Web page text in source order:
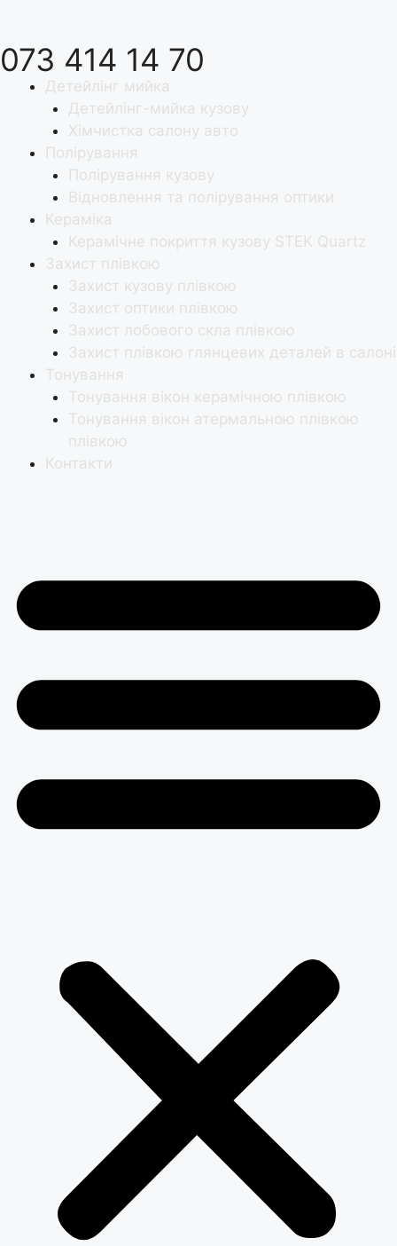
073 414 14 70
Детейлінг мийка
Детейлінг-мийка кузову
Хімчистка салону авто
Полірування
Полірування кузову
Відновлення та полірування оптики
Кераміка
Керамічне покриття кузову STEK Quartz
Захист плівкою
Захист кузову плівкою
Захист оптики плівкою
Захист лобового скла плівкою
Захист плівкою глянцевих деталей в салоні
Тонування
Тонування вікон керамічною плівкою
Тонування вікон атермальною плівкою
плівкою
Контакти